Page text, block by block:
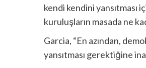
kendi kendini yansıtması
kuruluşların masada ne
Garcia, “En azından,
yansıtması gerektiğine